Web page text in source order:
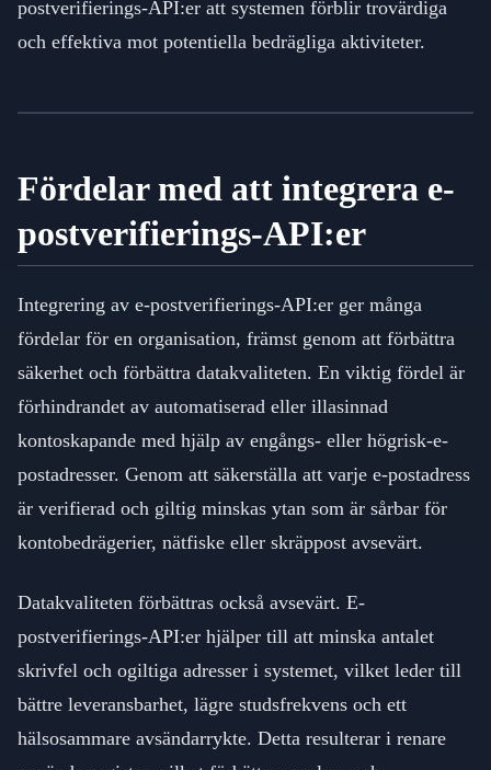
postverifierings-API:er att systemen förblir trovärdiga
och effektiva mot potentiella bedrägliga aktiviteter.
Fördelar med att integrera e-
postverifierings-API:er
Integrering av e-postverifierings-API:er ger många
fördelar för en organisation, främst genom att förbättra
säkerhet och förbättra datakvaliteten. En viktig fördel är
förhindrandet av automatiserad eller illasinnad
kontoskapande med hjälp av engångs- eller högrisk-e-
postadresser. Genom att säkerställa att varje e-postadress
är verifierad och giltig minskas ytan som är sårbar för
kontobedrägerier, nätfiske eller skräppost avsevärt.
Datakvaliteten förbättras också avsevärt. E-
postverifierings-API:er hjälper till att minska antalet
skrivfel och ogiltiga adresser i systemet, vilket leder till
bättre leveransbarhet, lägre studsfrekvens och ett
hälsosammare avsändarrykte. Detta resulterar i renare